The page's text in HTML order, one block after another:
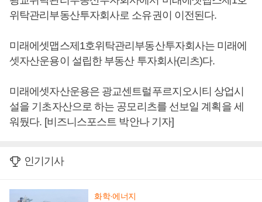
위탁관리부동산투자회사로 소유권이 이전된다.
미래에셋맵스제1호위탁관리부동산투자회사는 미래에
셋자산운용이 설립한 부동산 투자회사(리츠)다.
미래에셋자산운용은 광교센트럴푸르지오시티 상업시
설을 기초자산으로 하는 공모리츠를 선보일 계획을 세
워뒀다. [비즈니스포스트 박안나 기자]
인기기사
화학·에너지